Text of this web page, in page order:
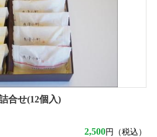
合せ(12個入)
2,500円（税込）